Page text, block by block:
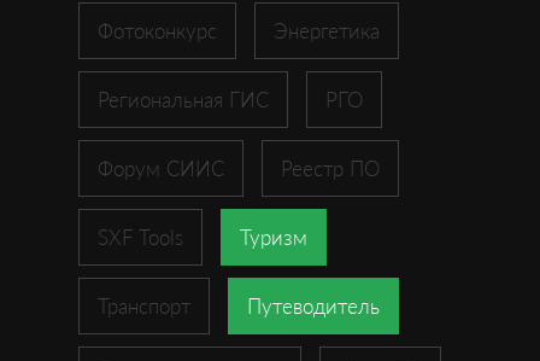
Фотоконкурс Энергетика
Региональная ГИС РГО
Форум СИИС Реестр ПО
SXF Tools Туризм
Транспорт Путеводитель